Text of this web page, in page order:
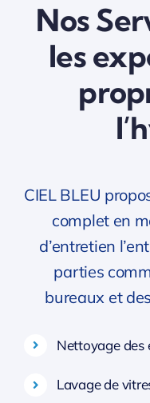
Nos
les
CIEL BLEU
complet en
d’entretien
parties
bureaux et
Nettoyage des
Lavage de